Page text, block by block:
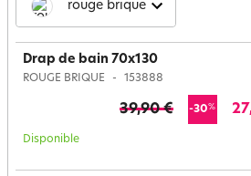
rouge brique
Drap de bain 70x130
ROUGE BRIQUE 153888
39,90 € -30%
Disponible